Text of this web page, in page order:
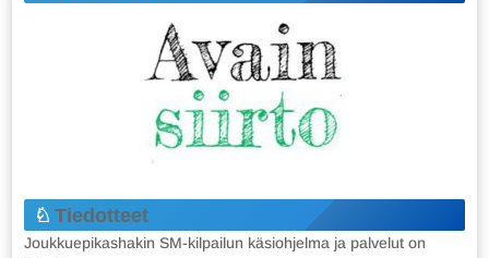
Tiedotteet
Joukkuepikashakin SM-kilpailun käsiohjelma ja palvelut on